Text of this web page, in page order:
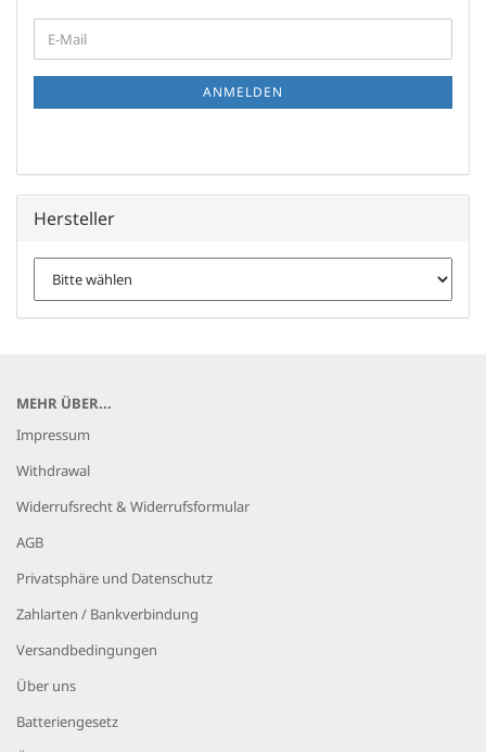
ZUR
NEWSLETTER-
E-
Mail
ANMELDEN
Hersteller
MEHR ÜBER...
Impressum
Withdrawal
Widerrufsrecht & Widerrufsformular
AGB
Privatsphäre und Datenschutz
Zahlarten / Bankverbindung
Versandbedingungen
Über uns
Batteriengesetz